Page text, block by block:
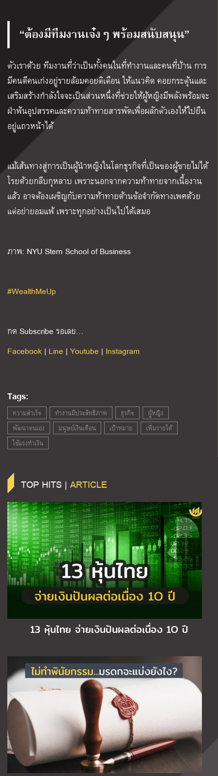
“ต้องมีทีมงานเจ๋งๆ พร้อมสนับสนุน”
ตัวเราด้วย ทีมงานที่ว่าเป็นทั้งคนในที่ทำงานและคนที่บ้าน การ
มีคนดีคนเก่งอยู่รายล้อมคอยติเตือน ให้แนวคิด คอยกระตุ้นและ
เสริมสร้างกำลังใจจะเป็นส่วนหนึ่งที่ช่วยให้ผู้หญิงมีพลังพร้อมจะ
ฝ่าฟันอุปสรรคและความท้าทายสารพัดเพื่อผลักตัวเองให้ไปยืน
อยู่แถวหน้าได้
แม้เส้นทางสู่การเป็นผู้นำหญิงในโลกธุรกิจที่เป็นของผู้ชายไม่ได้
โรยด้วยกลีบกุหลาบ เพราะนอกจากความท้าทายจากเนื้องาน
แล้ว อาจต้องเผชิญกับความท้าทายด้านข้อจำกัดทางเพศด้วย
แต่อย่ายอมแพ้ เพราะทุกอย่างเป็นไปได้เสมอ
ภาพ: NYU Stern School of Business
#WealthMeUp
กด Subscribe รอเลย…
Facebook | Line | Youtube | Instagram
Tags:
ความสำเร็จ ทำงานมีประสิทธิภาพ ธุรกิจ
ผู้หญิง
พัฒนาตนเอง
มนุษย์เงินเดือน เป้าหมาย
เพิ่มรายได้
ใช้แรงทำเงิน
TOP HITS | ARTICLE
13 หุ้นไทย จ่ายเงินปันผลต่อเนื่อง 1O ปี